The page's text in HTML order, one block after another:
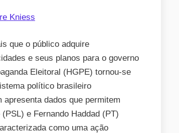
Kniess
que o público adquire
e seus planos para o governo
Eleitoral (HGPE) tornou-se
político brasileiro
dados que permitem
e Fernando Haddad (PT)
como uma ação